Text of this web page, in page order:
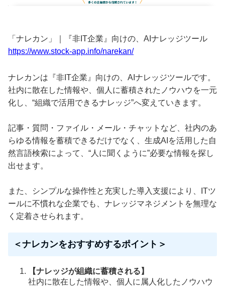
「ナレカン」｜『非IT企業』向けの、AIナレッジツール
https://www.stock-app.info/narekan/
ナレカンは『非IT企業』向けの、AIナレッジツールです。
社内に散在した情報や、個人に蓄積されたノウハウを一元
化し、“組織で活用できるナレッジ”へ変えていきます。
記事・質問・ファイル・メール・チャットなど、社内のあ
らゆる情報を蓄積できるだけでなく、生成AIを活用した自
然言語検索によって、“人に聞くように”必要な情報を探し
出せます。
また、シンプルな操作性と充実した導入支援により、ITツ
ールに不慣れな企業でも、ナレッジマネジメントを無理な
く定着させられます。
＜ナレカンをおすすめするポイント＞
【ナレッジが組織に蓄積される】
社内に散在した情報や、個人に属人化したノウハウ